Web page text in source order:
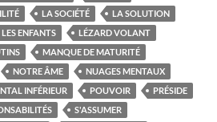
LA SOCIÉTÉ
LA SOLUTION
LES ENFANTS
LÉZARD VOLANT
MANQUE DE MATURITÉ
NOTRE ÂME
NUAGES MENTAUX
INFÉRIEUR POUVOIR
PRÉSIDE
S'ASSUMER